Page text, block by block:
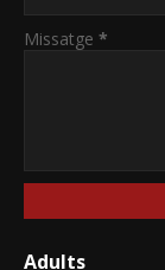
Missatge *
Adults